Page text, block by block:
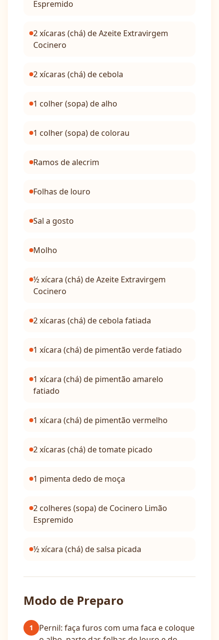
Espremido
2 xícaras (chá) de Azeite Extravirgem
Cocinero
2 xícaras (chá) de cebola
1 colher (sopa) de alho
1 colher (sopa) de colorau
Ramos de alecrim
Folhas de louro
Sal a gosto
Molho
½ xícara (chá) de Azeite Extravirgem
Cocinero
2 xícaras (chá) de cebola fatiada
1 xícara (chá) de pimentão verde fatiado
1 xícara (chá) de pimentão amarelo
fatiado
1 xícara (chá) de pimentão vermelho
2 xícaras (chá) de tomate picado
1 pimenta dedo de moça
2 colheres (sopa) de Cocinero Limão
Espremido
½ xícara (chá) de salsa picada
Modo de Preparo
1
Pernil: faça furos com uma faca e coloque